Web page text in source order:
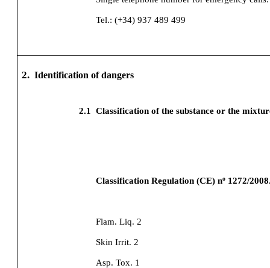
Tel.: (+34) 937 489 499
2. Identification of dangers
2.1 Classification of the substance or the
Classification Regulation (CE) nº 1272/
Flam. Liq. 2
Skin Irrit. 2
Asp. Tox. 1